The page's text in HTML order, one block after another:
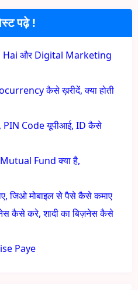
पढ़े !
और Digital Marketing
कैसे ख़रीदें, क्या होती
PIN Code यूपीआई, ID कैसे
Fund क्या है,
जिओ मोबाइल से पैसे कैसे कमाए
कैसे करे, शादी का बिज़नेस कैसे
Paye